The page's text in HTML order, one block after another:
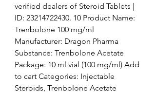
verified dealers of Steroid Tablets |
ID: 23214722430. 10 Product Name:
Trenbolone 100 mg/ml
Manufacturer: Dragon Pharma
Substance: Trenbolone Acetate
Package: 10 ml vial (100 mg/ml) Add
to cart Categories: Injectable
Steroids, Trenbolone Acetate